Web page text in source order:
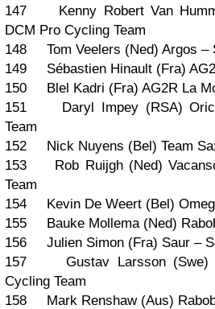
147 Kenny Robert Van
DCM Pro Cycling Team
148 Tom Veelers (Ned) Argos –
149 Sébastien Hinault (Fra)
150 Blel Kadri (Fra) AG2R La
151 Daryl Impey (RSA) Orica
Team
152 Nick Nuyens (Bel) Team
153 Rob Ruijgh (Ned)
Team
154 Kevin De Weert (Bel)
155 Bauke Mollema (Ned)
156 Julien Simon (Fra) Saur –
157 Gustav Larsson (Swe)
Cycling Team
158 Mark Renshaw (Aus)